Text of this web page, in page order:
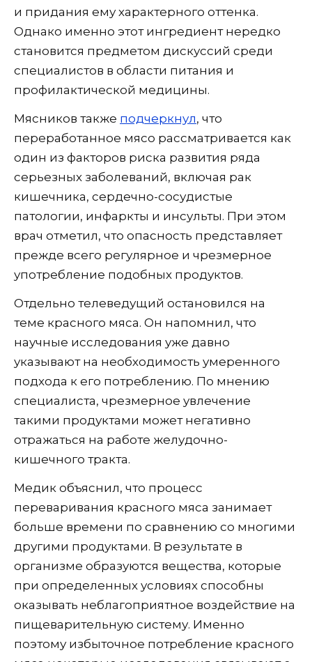
и придания ему характерного оттенка.
Однако именно этот ингредиент нередко
становится предметом дискуссий среди
специалистов в области питания и
профилактической медицины.
Мясников также подчеркнул, что
переработанное мясо рассматривается как
один из факторов риска развития ряда
серьезных заболеваний, включая рак
кишечника, сердечно-сосудистые
патологии, инфаркты и инсульты. При этом
врач отметил, что опасность представляет
прежде всего регулярное и чрезмерное
употребление подобных продуктов.
Отдельно телеведущий остановился на
теме красного мяса. Он напомнил, что
научные исследования уже давно
указывают на необходимость умеренного
подхода к его потреблению. По мнению
специалиста, чрезмерное увлечение
такими продуктами может негативно
отражаться на работе желудочно-
кишечного тракта.
Медик объяснил, что процесс
переваривания красного мяса занимает
больше времени по сравнению со многими
другими продуктами. В результате в
организме образуются вещества, которые
при определенных условиях способны
оказывать неблагоприятное воздействие на
пищеварительную систему. Именно
поэтому избыточное потребление красного